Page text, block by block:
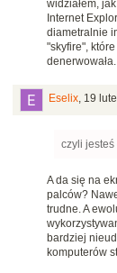
widziałem,
Internet
diametralnie
"skyfire",
denerwowała.
Eselix, 19
czyli
A da się na
palców?
trudne. A
bardziej
komputerów